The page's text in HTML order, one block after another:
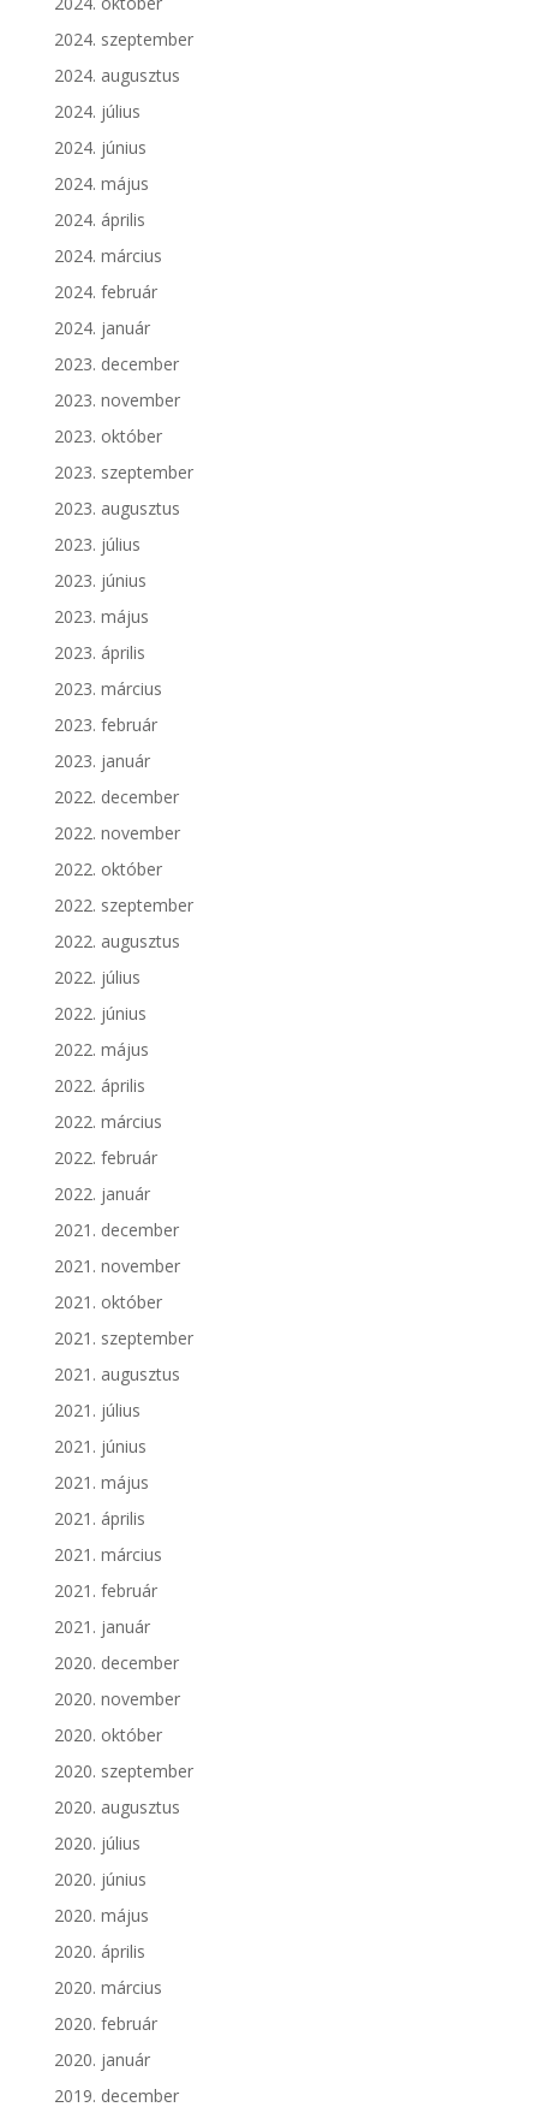
2024. szeptember
2024. augusztus
2024. július
2024. június
2024. május
2024. április
2024. március
2024. február
2024. január
2023. december
2023. november
2023. október
2023. szeptember
2023. augusztus
2023. július
2023. június
2023. május
2023. április
2023. március
2023. február
2023. január
2022. december
2022. november
2022. október
2022. szeptember
2022. augusztus
2022. július
2022. június
2022. május
2022. április
2022. március
2022. február
2022. január
2021. december
2021. november
2021. október
2021. szeptember
2021. augusztus
2021. július
2021. június
2021. május
2021. április
2021. március
2021. február
2021. január
2020. december
2020. november
2020. október
2020. szeptember
2020. augusztus
2020. július
2020. június
2020. május
2020. április
2020. március
2020. február
2020. január
2019. december